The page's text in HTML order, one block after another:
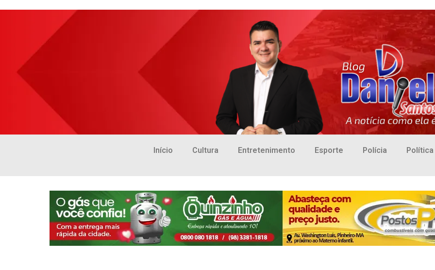
Início Cultura Entretenimento Esporte Polícia Política